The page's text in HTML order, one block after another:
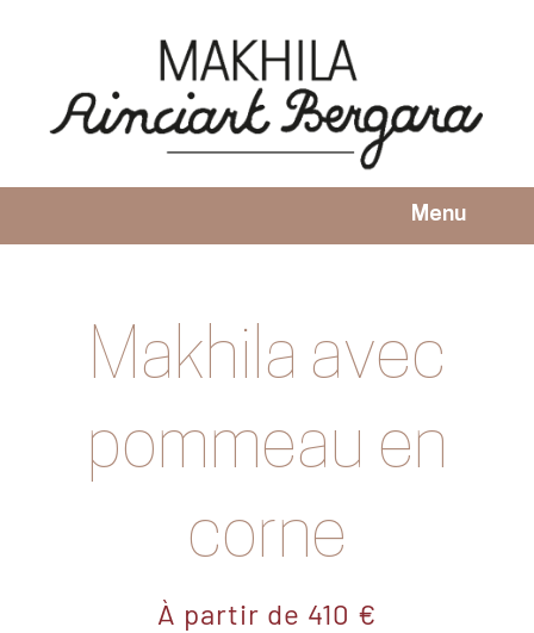
Menu
LE MAKHILA
COMMANDER
NOTRE ATELIER
PRESSE & MÉDIAS
Makhila avec
pommeau en
corne
À partir de 410 €